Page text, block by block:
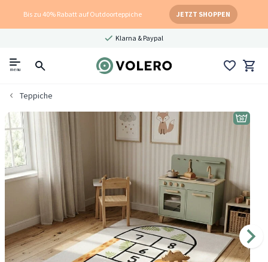
Bis zu 40% Rabatt auf Outdoorteppiche JETZT SHOPPEN
Klarna & Paypal
menu
Teppiche